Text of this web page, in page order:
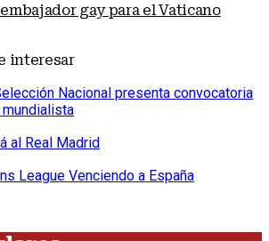
gay para el Vaticano
interesar
Nacional presenta convocatoria
al Real Madrid
League Venciendo a España